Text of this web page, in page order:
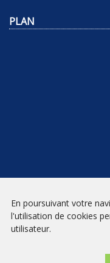
PLAN
INSCRIPTION
En poursuivant votre
l'utilisation de cookies
utilisateur.